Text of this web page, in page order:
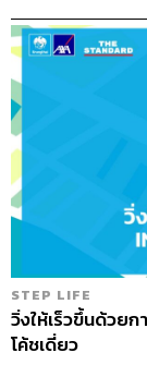
นอกจากนั้นแล้ว
เข่า พูดง่ายๆ ว่า
แต่ถ้าเราน้ำหนัก
เบาลง และจะท
เราแข็งแรงขึ้นโ
จุดที่ยากที่สุดคือ
มันคือ 2 รอบสวน
อาหารนั่นแหละ
แต่อย่างที่บอกถ้า
ผมก็เลยเริ่มเปลี่
นี้จึงมีความหมาย
ของตัวเอง
STEP LIFE
วิ่งให้เร็วขึ้นด้วย
โค้ชเดี่ยว